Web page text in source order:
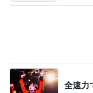
全速力